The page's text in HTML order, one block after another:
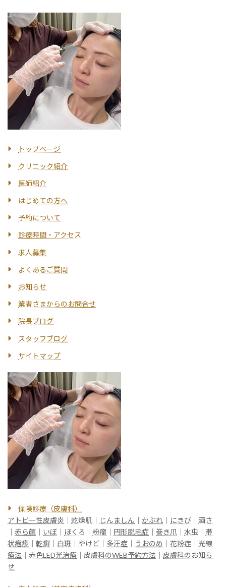
トップページ
クリニック紹介
医師紹介
はじめての方へ
予約について
診療時間・アクセス
求人募集
よくあるご質問
お知らせ
業者さまからのお問合せ
院長ブログ
スタッフブログ
サイトマップ
保険診療（皮膚科）
アトピー性皮膚炎
乾燥肌 じんましん かぶれ にきび
酒さ
赤ら顔 いぼ ほくろ 粉瘤 円形脱毛症 巻き爪 水虫
帯
状疱疹
乾癬 白斑 やけど 多汗症 うおのめ 花粉症
光線
療法
赤色LED光治療 皮膚科のWEB予約方法
皮膚科のお知ら
せ